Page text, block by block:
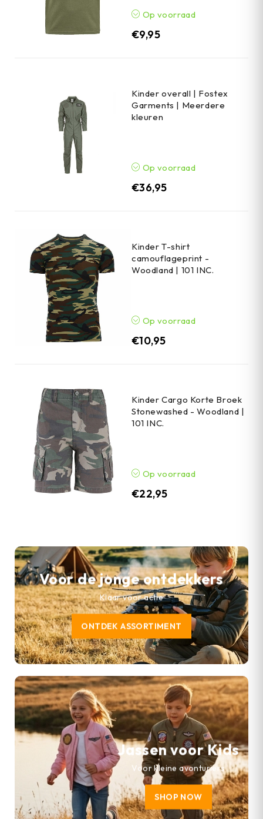
Op voorraad
€9,95
Kinder overall | Fostex
Garments | Meerdere
kleuren
Op voorraad
€36,95
Kinder T-shirt
camouflageprint -
Woodland | 101 INC.
Op voorraad
€10,95
Kinder Cargo Korte Broek
Stonewashed - Woodland |
101 INC.
Op voorraad
€22,95
Voor de jonge ontdekkers
Klaar voor actie
ONTDEK ASSORTIMENT
Jassen voor Kids
Voor kleine avonturiers
SHOP NOW